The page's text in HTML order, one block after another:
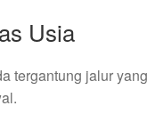
Usia
tergantung jalur